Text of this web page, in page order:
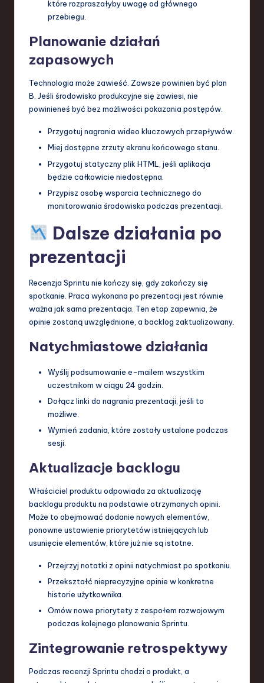
które rozpraszałyby uwagę od głównego
przebiegu.
Planowanie działań
zapasowych
Technologia może zawieść. Zawsze powinien być plan
B. Jeśli środowisko produkcyjne się zawiesi, nie
powinieneś być bez możliwości pokazania postępów.
Przygotuj nagrania wideo kluczowych przepływów.
Miej dostępne zrzuty ekranu końcowego stanu.
Przygotuj statyczny plik HTML, jeśli aplikacja
będzie całkowicie niedostępna.
Przypisz osobę wsparcia technicznego do
monitorowania środowiska podczas prezentacji.
Dalsze działania po
prezentacji
Recenzja Sprintu nie kończy się, gdy zakończy się
spotkanie. Praca wykonana po prezentacji jest równie
ważna jak sama prezentacja. Ten etap zapewnia, że
opinie zostaną uwzględnione, a backlog zaktualizowany.
Natychmiastowe działania
Wyślij podsumowanie e-mailem wszystkim
uczestnikom w ciągu 24 godzin.
Dołącz linki do nagrania prezentacji, jeśli to
możliwe.
Wymień zadania, które zostały ustalone podczas
sesji.
Aktualizacje backlogu
Właściciel produktu odpowiada za aktualizację
backlogu produktu na podstawie otrzymanych opinii.
Może to obejmować dodanie nowych elementów,
ponowne ustawienie priorytetów istniejących lub
usunięcie elementów, które już nie są istotne.
Przejrzyj notatki z opinii natychmiast po spotkaniu.
Przekształć nieprecyzyjne opinie w konkretne
historie użytkownika.
Omów nowe priorytety z zespołem rozwojowym
podczas kolejnego planowania Sprintu.
Zintegrowanie retrospektywy
Podczas recenzji Sprintu chodzi o produkt, a